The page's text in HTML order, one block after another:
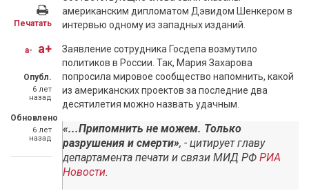
Печатать
a- a+
Опубл.
6 лет
назад
Обновлено
6 лет
назад
американским дипломатом Дэвидом Шенкером в
интервью одному из западных изданий.
Заявление сотрудника Госдепа возмутило
политиков в России. Так, Мария Захарова
попросила мировое сообщество напомнить, какой
из американских проектов за последние два
десятилетия можно назвать удачным.
«...Припомнить не можем. Только
разрушения и смерти», - цитирует главу
департамента печати и связи МИД РФ РИА
Новости.